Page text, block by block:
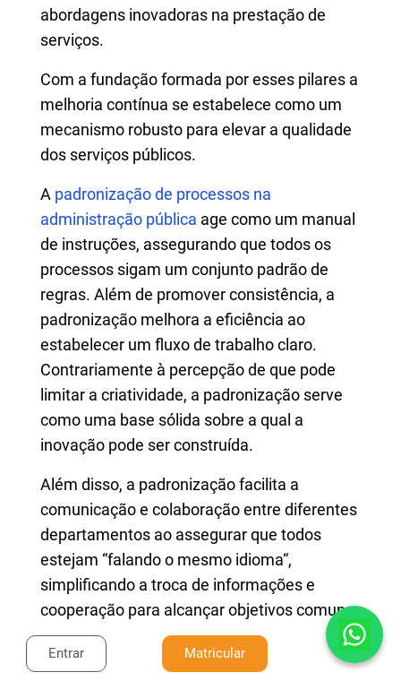
abordagens inovadoras na prestação de
serviços.
Com a fundação formada por esses pilares a
melhoria contínua se estabelece como um
mecanismo robusto para elevar a qualidade
dos serviços públicos.
A padronização de processos na
administração pública age como um manual
de instruções, assegurando que todos os
processos sigam um conjunto padrão de
regras. Além de promover consistência, a
padronização melhora a eficiência ao
estabelecer um fluxo de trabalho claro.
Contrariamente à percepção de que pode
limitar a criatividade, a padronização serve
como uma base sólida sobre a qual a
inovação pode ser construída.
Além disso, a padronização facilita a
comunicação e colaboração entre diferentes
departamentos ao assegurar que todos
estejam “falando o mesmo idioma“,
simplificando a troca de informações e
cooperação para alcançar objetivos comuns.
O conhecimento técnico na administração
pública é a expertise em entender sistemas,
Entrar Matricular